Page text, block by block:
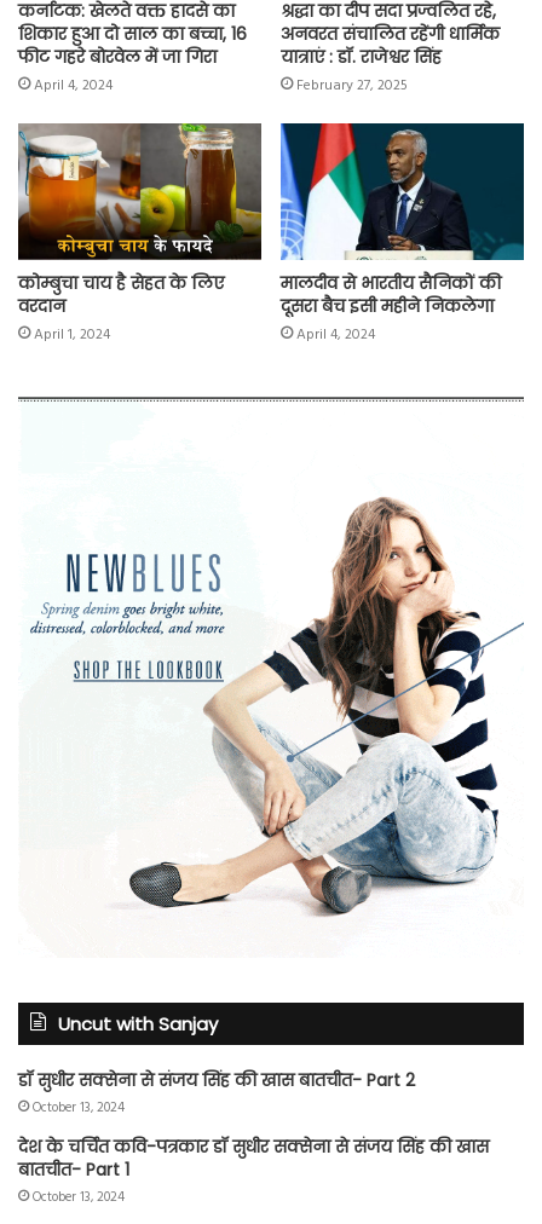
कर्नाटक: खेलते वक्त हादसे का
शिकार हुआ दो साल का बच्चा, 16
फीट गहरे बोरवेल में जा गिरा
April 4, 2024
श्रद्धा का दीप सदा प्रज्वलित रहे,
अनवरत संचालित रहेंगी धार्मिक
यात्राएं : डॉ. राजेश्वर सिंह
February 27, 2025
कोम्बुचा चाय है सेहत के लिए
वरदान
April 1, 2024
मालदीव से भारतीय सैनिकों की
दूसरा बैच इसी महीने निकलेगा
April 4, 2024
Uncut with Sanjay
डॉ सुधीर सक्सेना से संजय सिंह की खास बातचीत- Part 2
October 13, 2024
देश के चर्चित कवि-पत्रकार डॉ सुधीर सक्सेना से संजय सिंह की खास
बातचीत- Part 1
October 13, 2024